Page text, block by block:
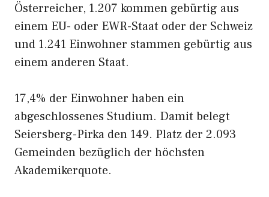
Österreicher, 1.207 kommen gebürtig aus
einem EU- oder EWR-Staat oder der Schweiz
und 1.241 Einwohner stammen gebürtig aus
einem anderen Staat.
17,4% der Einwohner haben ein
abgeschlossenes Studium. Damit belegt
Seiersberg-Pirka den 149. Platz der 2.093
Gemeinden bezüglich der höchsten
Akademikerquote.